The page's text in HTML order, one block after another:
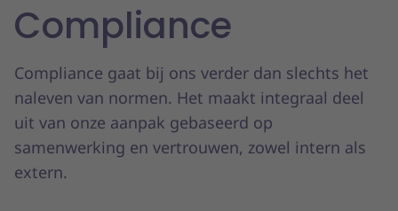
Compliance
Compliance gaat bij ons verder dan slechts het
naleven van normen. Het maakt integraal deel
uit van onze aanpak gebaseerd op
samenwerking en vertrouwen, zowel intern als
extern.